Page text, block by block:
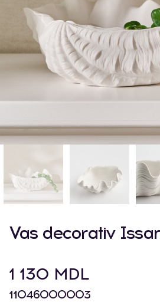
Vas decorativ
1 130 MDL
11046000003